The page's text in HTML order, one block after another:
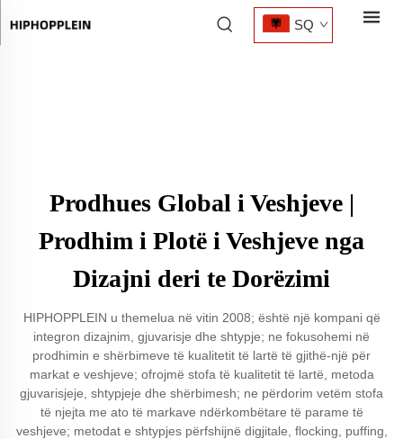
SQ
Prodhues Global i Veshjeve |
Prodhim i Plotë i Veshjeve nga
Dizajni deri te Dorëzimi
HIPHOPPLEIN u themelua në vitin 2008; është një kompani që
integron dizajnim, gjuvarisje dhe shtypje; ne fokusohemi në
prodhimin e shërbimeve të kualitetit të lartë të gjithë-një për
markat e veshjeve; ofrojmë stofa të kualitetit të lartë, metoda
gjuvarisjeje, shtypjeje dhe shërbimesh; ne përdorim vetëm stofa
të njejta me ato të markave ndërkombëtare të parame të
veshjeve; metodat e shtypjes përfshijnë digjitale, flocking, puffing,